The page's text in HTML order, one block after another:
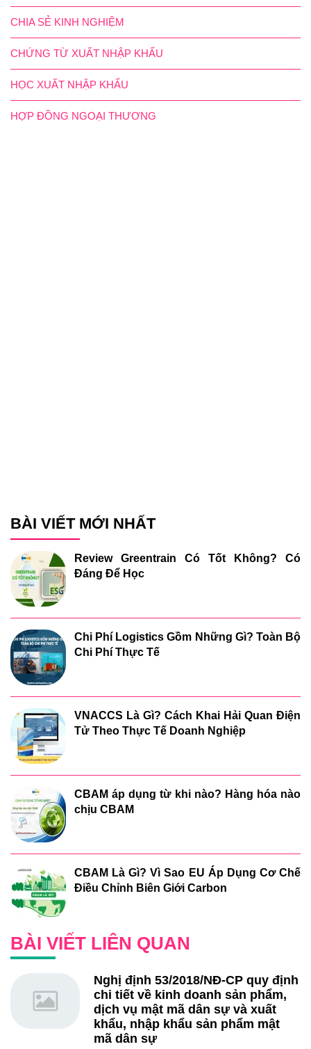
CHIA SẺ KINH NGHIỆM
CHỨNG TỪ XUẤT NHẬP KHẨU
HỌC XUẤT NHẬP KHẨU
HỢP ĐỒNG NGOẠI THƯƠNG
BÀI VIẾT MỚI NHẤT
Review Greentrain Có Tốt Không? Có
Đáng Để Học
Chi Phí Logistics Gồm Những Gì? Toàn Bộ
Chi Phí Thực Tế
VNACCS Là Gì? Cách Khai Hải Quan Điện
Tử Theo Thực Tế Doanh Nghiệp
CBAM áp dụng từ khi nào? Hàng hóa nào
chịu CBAM
CBAM Là Gì? Vì Sao EU Áp Dụng Cơ Chế
Điều Chỉnh Biên Giới Carbon
BÀI VIẾT LIÊN QUAN
Nghị định 53/2018/NĐ-CP quy định
chi tiết về kinh doanh sản phẩm,
dịch vụ mật mã dân sự và xuất
khẩu, nhập khẩu sản phẩm mật
mã dân sự